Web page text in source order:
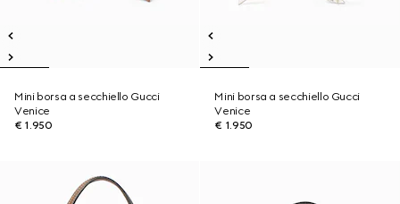
Mini borsa a secchiello Gucci
Venice
€ 1.950
Mini borsa a secchiello Gucci
Venice
€ 1.950